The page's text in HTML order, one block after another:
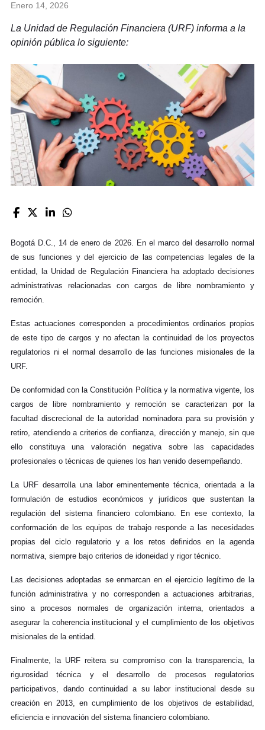
Enero 14, 2026
La Unidad de Regulación Financiera (URF) informa a la
opinión pública lo siguiente:
Bogotá D.C., 14 de enero de 2026. En el marco del desarrollo normal
de sus funciones y del ejercicio de las competencias legales de la
entidad, la Unidad de Regulación Financiera ha adoptado decisiones
administrativas relacionadas con cargos de libre nombramiento y
remoción.
Estas actuaciones corresponden a procedimientos ordinarios propios
de este tipo de cargos y no afectan la continuidad de los proyectos
regulatorios ni el normal desarrollo de las funciones misionales de la
URF.
De conformidad con la Constitución Política y la normativa vigente, los
cargos de libre nombramiento y remoción se caracterizan por la
facultad discrecional de la autoridad nominadora para su provisión y
retiro, atendiendo a criterios de confianza, dirección y manejo, sin que
ello constituya una valoración negativa sobre las capacidades
profesionales o técnicas de quienes los han venido desempeñando.
La URF desarrolla una labor eminentemente técnica, orientada a la
formulación de estudios económicos y jurídicos que sustentan la
regulación del sistema financiero colombiano. En ese contexto, la
conformación de los equipos de trabajo responde a las necesidades
propias del ciclo regulatorio y a los retos definidos en la agenda
normativa, siempre bajo criterios de idoneidad y rigor técnico.
Las decisiones adoptadas se enmarcan en el ejercicio legítimo de la
función administrativa y no corresponden a actuaciones arbitrarias,
sino a procesos normales de organización interna, orientados a
asegurar la coherencia institucional y el cumplimiento de los objetivos
misionales de la entidad.
Finalmente, la URF reitera su compromiso con la transparencia, la
rigurosidad técnica y el desarrollo de procesos regulatorios
participativos, dando continuidad a su labor institucional desde su
creación en 2013, en cumplimiento de los objetivos de estabilidad,
eficiencia e innovación del sistema financiero colombiano.